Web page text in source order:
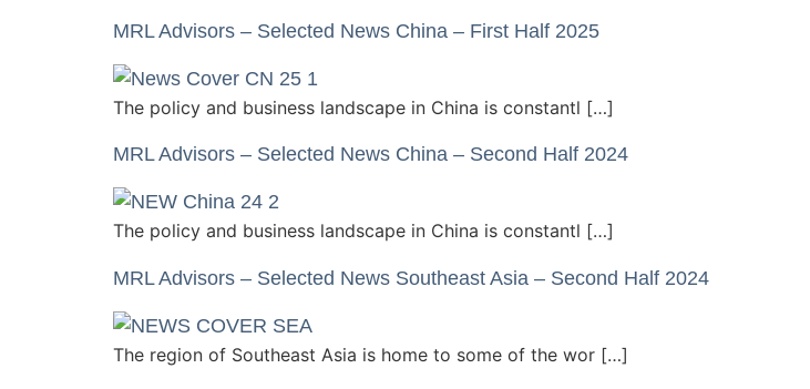
MRL Advisors – Selected News China – First Half 2025
The policy and business landscape in China is constantl […]
MRL Advisors – Selected News China – Second Half 2024
The policy and business landscape in China is constantl […]
MRL Advisors – Selected News Southeast Asia – Second Half 2024
The region of Southeast Asia is home to some of the wor […]